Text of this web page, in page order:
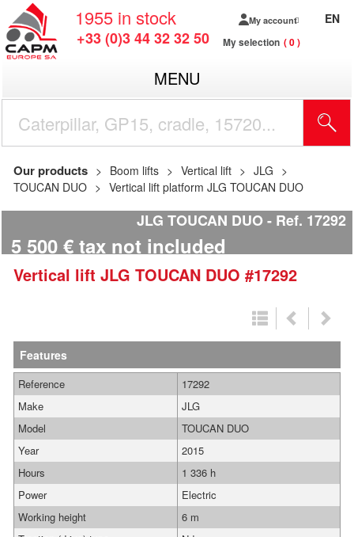
1955 in stock
+33 (0)3 44 32 32 50
My account
My selection 0
EN
MENU
Our products Boom lifts Vertical lift
JLG
TOUCAN DUO
Vertical lift platform JLG TOUCAN DUO
JLG TOUCAN DUO Ref. 17292
5 500 € tax not included
Vertical lift JLG TOUCAN DUO #17292
Features
Reference
17292
Make
JLG
Model
TOUCAN DUO
Year
2015
Hours
1 336 h
Power
Electric
Working height
6 m